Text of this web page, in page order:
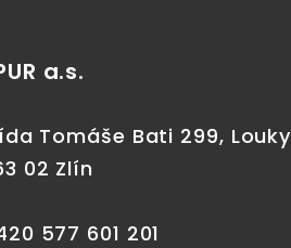
a.s.
Tomáše Bati 299, Louky
02 Zlín
577 601 201